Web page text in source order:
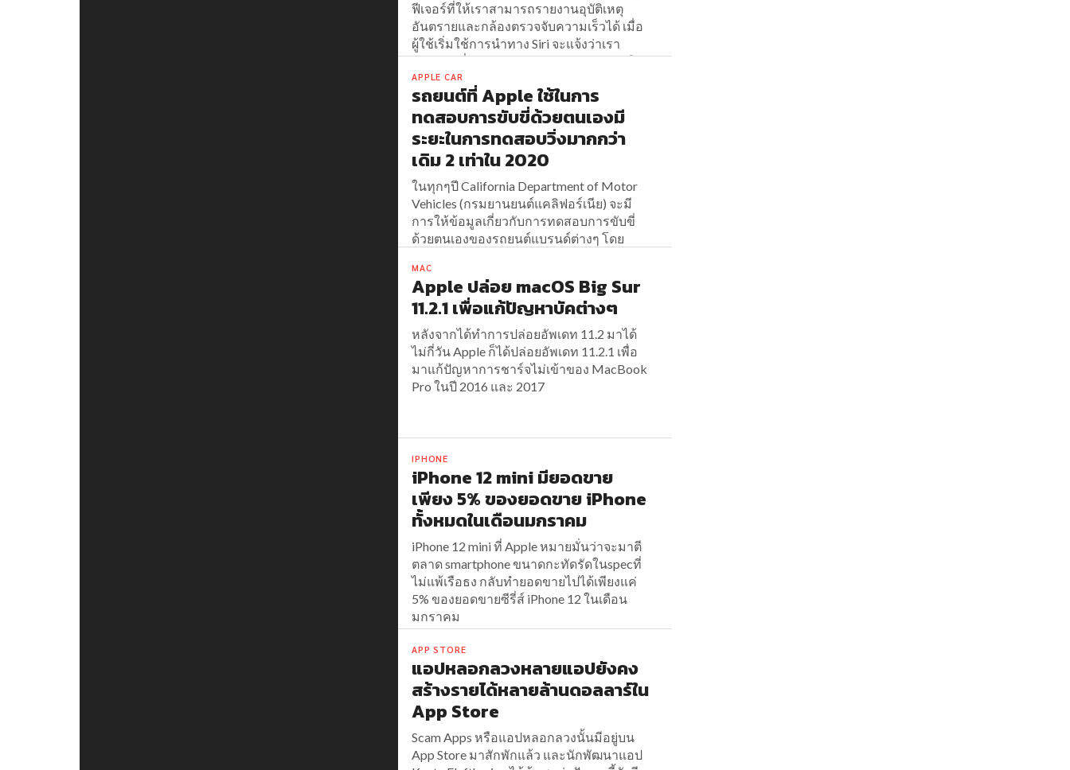
ฟีเจอร์ที่ให้เราสามารถรายงานอุบัติเหตุ
อันตรายและกล้องตรวจจับความเร็วได้ เมื่อ
ผู้ใช้เริ่มใช้การนำทาง Siri จะแจ้งว่าเรา
สามารถที่จะรายงานอุบัติเหตุ อันตรายหรือ
กล้องตรวจจับความเร็วที่เราพบระหว่างทาง
ได้
APPLE CAR
รถยนต์ที่ Apple ใช้ในการ
ทดสอบการขับขี่ด้วยตนเองมี
ระยะในการทดสอบวิ่งมากกว่า
เดิม 2 เท่าใน 2020
ในทุกๆปี California Department of Motor
Vehicles (กรมยานยนต์แคลิฟอร์เนีย) จะมี
การให้ข้อมูลเกี่ยวกับการทดสอบการขับขี่
ด้วยตนเองของรถยนต์แบรนด์ต่างๆ โดย
แล้ว
MAC
Apple ปล่อย macOS Big Sur
11.2.1 เพื่อแก้ปัญหาบัคต่างๆ
หลังจากได้ทำการปล่อยอัพเดท 11.2 มาได้
ไม่กี่วัน Apple ก็ได้ปล่อยอัพเดท 11.2.1 เพื่อ
มาแก้ปัญหาการชาร์จไม่เข้าของ MacBook
Pro ในปี 2016 และ 2017
IPHONE
iPhone 12 mini มียอดขาย
เพียง 5% ของยอดขาย iPhone
ทั้งหมดในเดือนมกราคม
iPhone 12 mini ที่ Apple หมายมั่นว่าจะมาตี
ตลาด smartphone ขนาดกะทัดรัดในspecที่
ไม่แพ้เรือธง กลับทำยอดขายไปได้เพียงแค่
5% ของยอดขายซีรี่ส์ iPhone 12 ในเดือน
มกราคม
APP STORE
แอปหลอกลวงหลายแอปยังคง
สร้างรายได้หลายล้านดอลลาร์ใน
App Store
Scam Apps หรือแอปหลอกลวงนั้นมีอยู่บน
App Store มาสักพักแล้ว และนักพัฒนาแอป